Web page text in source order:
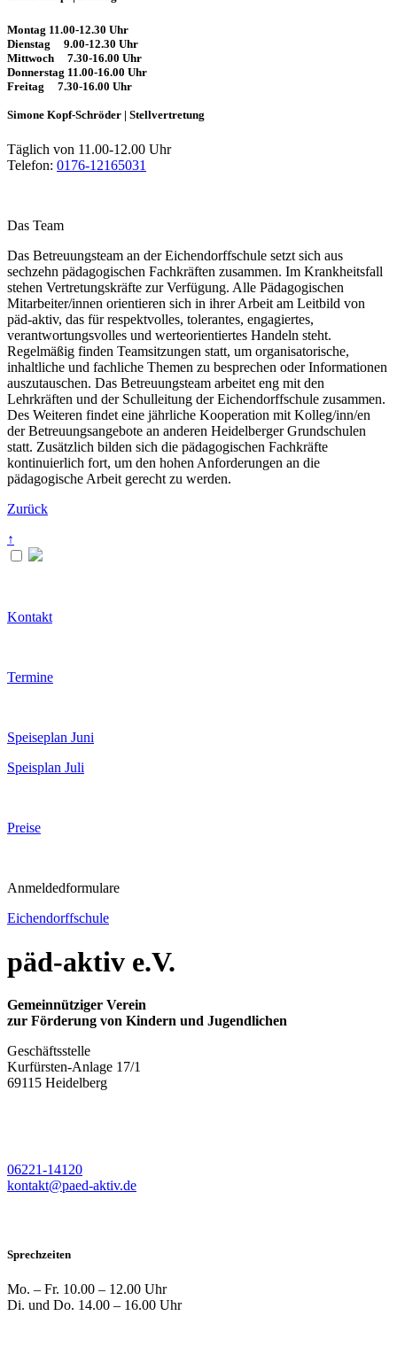
Montag 11.00-12.30 Uhr
Dienstag
9.00-12.30 Uhr
Mittwoch
7.30-16.00 Uhr
Donnerstag 11.00-16.00 Uhr
Freitag
7.30-16.00 Uhr
Simone Kopf-Schröder | Stellvertretung
Täglich von 11.00-12.00 Uhr
Telefon: 0176-12165031
Das Team
Das Betreuungsteam an der Eichendorffschule setzt sich aus
sechzehn pädagogischen Fachkräften zusammen. Im Krankheitsfall
stehen Vertretungskräfte zur Verfügung. Alle Pädagogischen
Mitarbeiter/innen orientieren sich in ihrer Arbeit am Leitbild von
päd-aktiv, das für respektvolles, tolerantes, engagiertes,
verantwortungsvolles und werteorientiertes Handeln steht.
Regelmäßig finden Teamsitzungen statt, um organisatorische,
inhaltliche und fachliche Themen zu besprechen oder Informationen
auszutauschen. Das Betreuungsteam arbeitet eng mit den
Lehrkräften und der Schulleitung der Eichendorffschule zusammen.
Des Weiteren findet eine jährliche Kooperation mit Kolleg/inn/en
der Betreuungsangebote an anderen Heidelberger Grundschulen
statt. Zusätzlich bilden sich die pädagogischen Fachkräfte
kontinuierlich fort, um den hohen Anforderungen an die
pädagogische Arbeit gerecht zu werden.
Zurück
↑
Kontakt
Termine
Speiseplan Juni
Speisplan Juli
Preise
Anmeldedformulare
Eichendorffschule
päd-aktiv e.V.
Gemeinnütziger Verein
zur Förderung von Kindern und Jugendlichen
Geschäftsstelle
Kurfürsten-Anlage 17/1
69115 Heidelberg
06221-14120
kontakt@paed-aktiv.de
Sprechzeiten
Mo. – Fr. 10.00 – 12.00 Uhr
Di. und Do. 14.00 – 16.00 Uhr